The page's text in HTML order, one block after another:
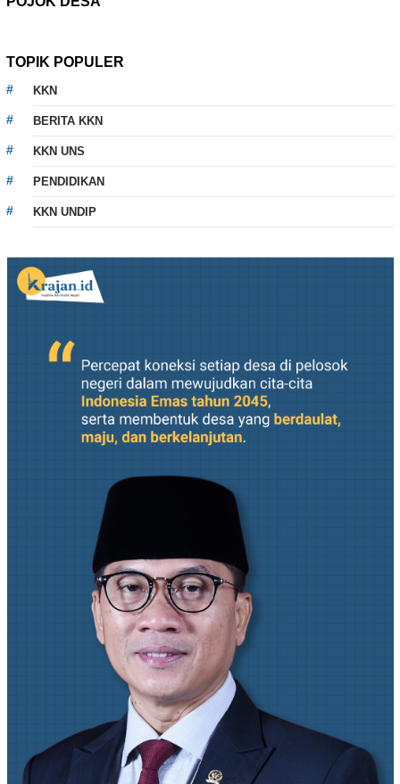
TOPIK POPULER
KKN
BERITA KKN
KKN UNS
PENDIDIKAN
KKN UNDIP